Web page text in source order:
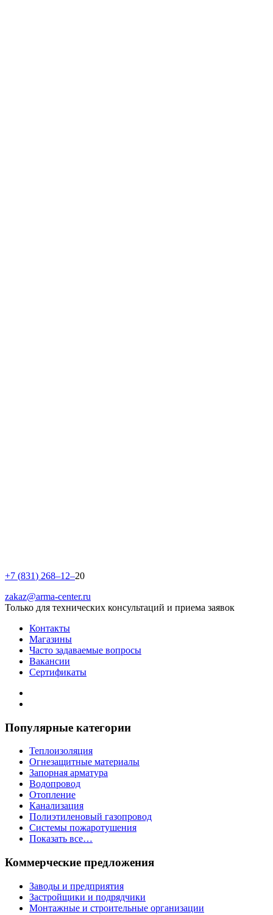
+7 (831) 268–1 2–20
zakaz@arma-center.ru
Только для технических консультаций и приема заявок
Контакты
Магазины
Часто задаваемые вопросы
Вакансии
Сертификаты
Популярные категории
Теплоизоляция
Огнезащитные материалы
Запорная арматура
Водопровод
Отопление
Канализация
Полиэтиленовый газопровод
Системы пожаротушения
Показать все…
Коммерческие предложения
Заводы и предприятия
Застройщики и подрядчики
Монтажные и строительные организации